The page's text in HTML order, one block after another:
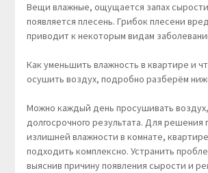
Вещи влажные, ощущается запах сырости
появляется плесень. Грибок плесени
приводит к некоторым видам
Как уменьшить влажность в квартире и
осушить воздух, подробно разберём
Можно каждый день просушивать воздух,
долгосрочного результата. Для решения
излишней влажности в комнате,
подходить комплексно. Устранить
выяснив причину появления сырости и